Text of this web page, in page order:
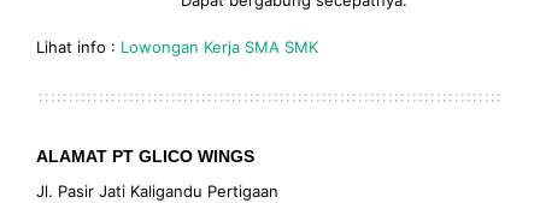
Lihat info : Lowongan Kerja SMA SMK
ALAMAT PT GLICO WINGS
Jl. Pasir Jati Kaligandu Pertigaan